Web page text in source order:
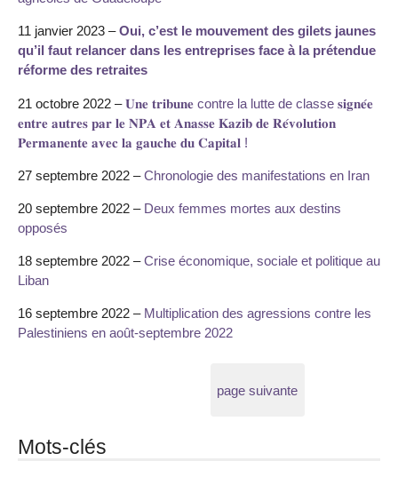
11 janvier 2023 –Oui, c’est le mouvement des gilets jaunes
qu’il faut relancer dans les entreprises face à la prétendue
réforme des retraites
21 octobre 2022 –𝐔𝐧𝐞 𝐭𝐫𝐢𝐛𝐮𝐧𝐞 contre la lutte de classe 𝐬𝐢𝐠𝐧𝐞́𝐞
𝐞𝐧𝐭𝐫𝐞 𝐚𝐮𝐭𝐫𝐞𝐬 𝐩𝐚𝐫 𝐥𝐞 𝐍𝐏𝐀 𝐞𝐭 𝐀𝐧𝐚𝐬𝐬𝐞 𝐊𝐚𝐳𝐢𝐛 𝐝𝐞 𝐑𝐞́𝐯𝐨𝐥𝐮𝐭𝐢𝐨𝐧
𝐏𝐞𝐫𝐦𝐚𝐧𝐞𝐧𝐭𝐞 𝐚𝐯𝐞𝐜 𝐥𝐚 𝐠𝐚𝐮𝐜𝐡𝐞 𝐝𝐮 𝐂𝐚𝐩𝐢𝐭𝐚𝐥 !
27 septembre 2022 –Chronologie des manifestations en Iran
20 septembre 2022 – Deux femmes mortes aux destins
opposés
18 septembre 2022 –Crise économique, sociale et politique au
Liban
16 septembre 2022 – Multiplication des agressions contre les
Palestiniens en août-septembre 2022
page suivante
Mots-clés